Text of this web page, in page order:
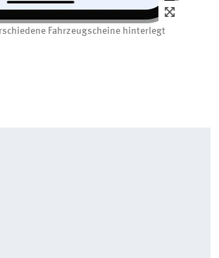
Fahrzeugscheine hinterlegt